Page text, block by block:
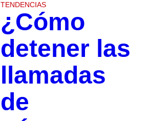
TENDENCIAS
¿Cómo
detener las
llamadas
de